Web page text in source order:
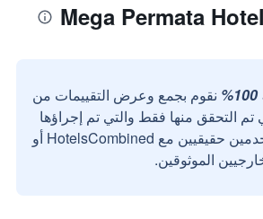
نقوم بجمع وعرض التقييمات من
تم التحقق منها فقط والتي تم إجراؤها
بواسطة مستخدمين حقيقيين مع HotelsCombined أو
الموثوقين.